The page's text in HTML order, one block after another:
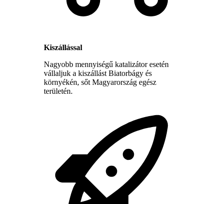
Kiszállással
Nagyobb mennyiségű katalizátor esetén
vállaljuk a kiszállást Biatorbágy és
környékén, sőt Magyarország egész
területén.